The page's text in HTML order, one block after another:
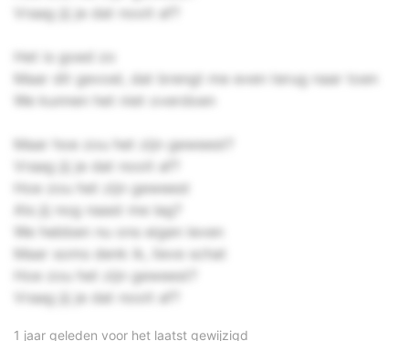
Vraag jij je dat nooit af?
Het is goed zo
Maar dit gevoel, dat brengt me even terug naar toen
We kunnen het niet overdoen
Maar hoe zou het zijn geweest?
Vraag jij je dat nooit af?
Hoe zou het zijn geweest
Als jij nog naast me lag?
We hebben nu ons eigen leven
Maar soms denk ik, lieve schat
Hoe zou het zijn geweest?
Vraag jij je dat nooit af?
1 jaar geleden voor het laatst gewijzigd